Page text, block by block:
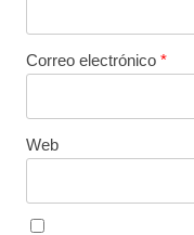
Correo electrónico *
Web